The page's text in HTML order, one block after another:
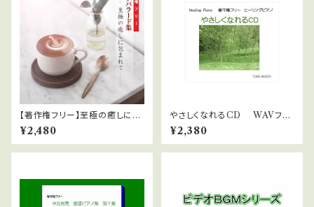
【著作権フリー】至極の癒しに包
まれて
¥2,480
やさしくなれるCD WAVファ
イルダウンロード版 中北利男
¥2,380